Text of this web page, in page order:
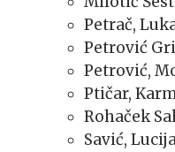
Petrač,
Petrović
Petrović,
Ptičar,
Rohaček
Savić,